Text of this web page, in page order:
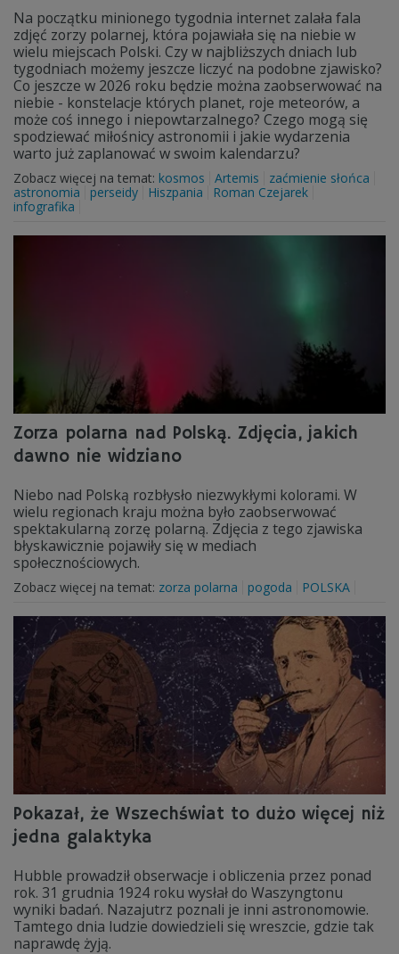
Na początku minionego tygodnia internet zalała fala
zdjęć zorzy polarnej, która pojawiała się na niebie w
wielu miejscach Polski. Czy w najbliższych dniach lub
tygodniach możemy jeszcze liczyć na podobne zjawisko?
Co jeszcze w 2026 roku będzie można zaobserwować na
niebie - konstelacje których planet, roje meteorów, a
może coś innego i niepowtarzalnego? Czego mogą się
spodziewać miłośnicy astronomii i jakie wydarzenia
warto już zaplanować w swoim kalendarzu?
Zobacz więcej na temat: kosmos Artemis
zaćmienie słońca
astronomia
perseidy Hiszpania
Roman Czejarek
infografika
Zorza polarna nad Polską. Zdjęcia, jakich
dawno nie widziano
Niebo nad Polską rozbłysło niezwykłymi kolorami. W
wielu regionach kraju można było zaobserwować
spektakularną zorzę polarną. Zdjęcia z tego zjawiska
błyskawicznie pojawiły się w mediach
społecznościowych.
Zobacz więcej na temat: zorza polarna pogoda POLSKA
Pokazał, że Wszechświat to dużo więcej niż
jedna galaktyka
Hubble prowadził obserwacje i obliczenia przez ponad
rok. 31 grudnia 1924 roku wysłał do Waszyngtonu
wyniki badań. Nazajutrz poznali je inni astronomowie.
Tamtego dnia ludzie dowiedzieli się wreszcie, gdzie tak
naprawdę żyją.